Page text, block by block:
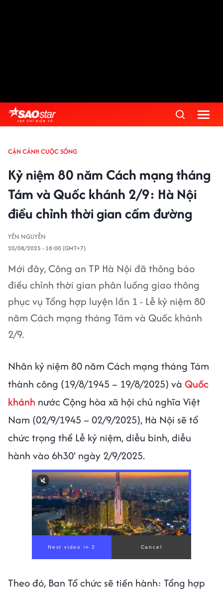
CẬN CẢNH CUỘC SỐNG
Kỷ niệm 80 năm Cách mạng tháng
Tám và Quốc khánh 2/9: Hà Nội
điều chỉnh thời gian cấm đường
YẾN NGUYỄN
20/08/2025 - 18:00 (GMT+7)
Mới đây, Công an TP Hà Nội đã thông báo
điều chỉnh thời gian phân luồng giao thông
phục vụ Tổng hợp luyện lần 1 - Lễ kỷ niệm 80
năm Cách mạng tháng Tám và Quốc khánh
2/9.
Nhân kỷ niệm 80 năm Cách mạng tháng Tám
thành công (19/8/1945 – 19/8/2025) và Quốc
khánh nước Cộng hòa xã hội chủ nghĩa Việt
Nam (02/9/1945 – 02/9/2025), Hà Nội sẽ tổ
chức trọng thể Lễ kỷ niệm, diễu binh, diễu
hành vào 6h30’ ngày 2/9/2025.
Theo đó, Ban Tổ chức sẽ tiến hành: Tổng hợp